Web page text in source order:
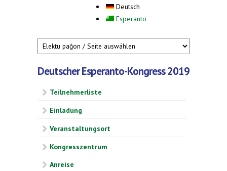
Deutsch
Esperanto
Deutscher Esperanto-Kongress 2019
Teilnehmerliste
Einladung
Veranstaltungsort
Kongresszentrum
Anreise